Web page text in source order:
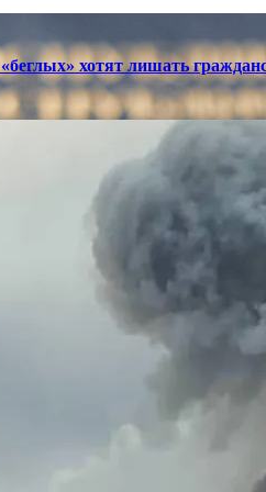
хотят лишать